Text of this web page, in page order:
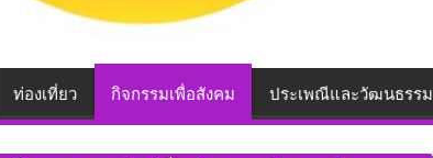
ท่องเที่ยว กิจกรรมเพื่อสังคม ประเพณีและวัฒนธรรม